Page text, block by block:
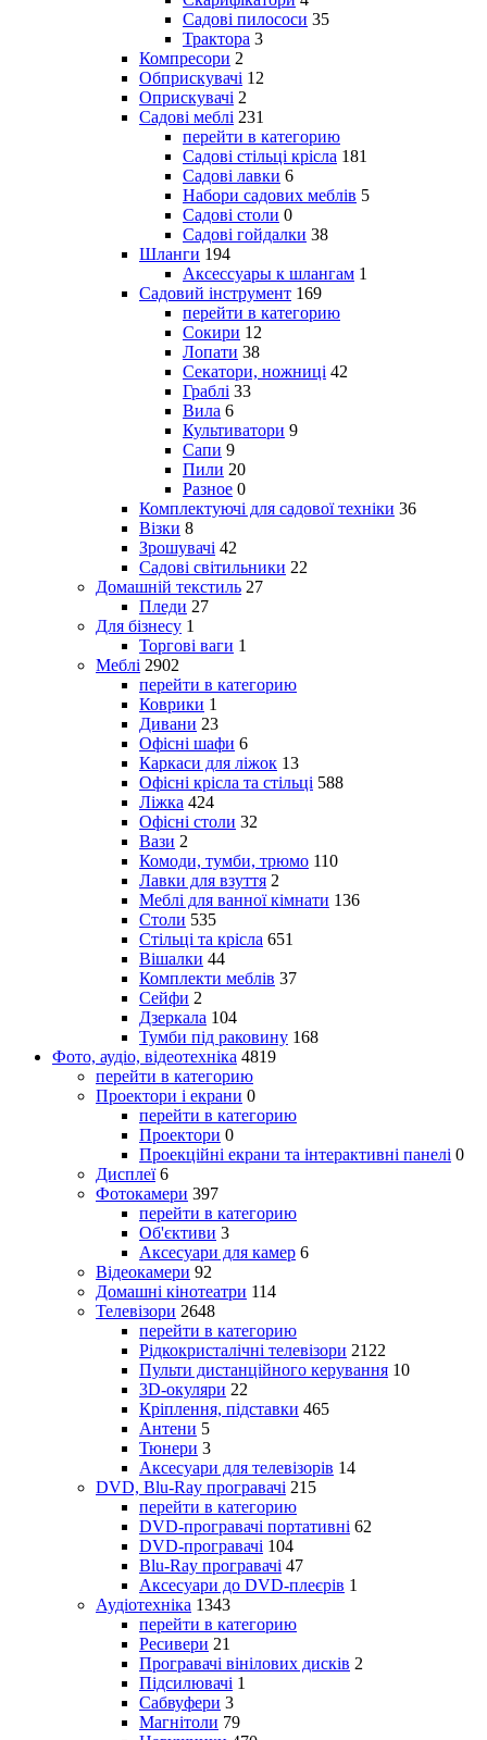
Садові пилососи 35
Трактора 3
Компресори 2
Обприскувачі 12
Оприскувачі 2
Садові меблі 231
перейти в категорию
Садові стільці крісла 181
Садові лавки 6
Набори садових меблів 5
Садові столи 0
Садові гойдалки 38
Шланги 194
Аксессуары к шлангам 1
Садовий інструмент 169
перейти в категорию
Сокири 12
Лопати 38
Секатори, ножниці 42
Граблі 33
Вила 6
Культиватори 9
Сапи 9
Пили 20
Разное 0
Комплектуючі для садової техніки 36
Візки 8
Зрошувачі 42
Садові світильники 22
Домашній текстиль 27
Пледи 27
Для бізнесу 1
Торгові ваги 1
Меблі 2902
перейти в категорию
Коврики 1
Дивани 23
Офісні шафи 6
Каркаси для ліжок 13
Офісні крісла та стільці 588
Ліжка 424
Офісні столи 32
Вази 2
Комоди, тумби, трюмо 110
Лавки для взуття 2
Меблі для ванної кімнати 136
Столи 535
Стільці та крісла 651
Вішалки 44
Комплекти меблів 37
Сейфи 2
Дзеркала 104
Тумби під раковину 168
Фото, аудіо, відеотехніка 4819
перейти в категорию
Проектори і екрани 0
перейти в категорию
Проектори 0
Проекційні екрани та інтерактивні панелі 0
Дисплеї 6
Фотокамери 397
перейти в категорию
Об'єктиви 3
Аксесуари для камер 6
Відеокамери 92
Домашні кінотеатри 114
Телевізори 2648
перейти в категорию
Рідкокристалічні телевізори 2122
Пульти дистанційного керування 10
3D-окуляри 22
Кріплення, підставки 465
Антени 5
Тюнери 3
Аксесуари для телевізорів 14
DVD, Blu-Ray програвачі 215
перейти в категорию
DVD-програвачі портативні 62
DVD-програвачі 104
Blu-Ray програвачі 47
Аксесуари до DVD-плеєрів 1
Аудіотехніка 1343
перейти в категорию
Ресивери 21
Програвачі вінілових дисків 2
Підсилювачі 1
Сабвуфери 3
Магнітоли 79